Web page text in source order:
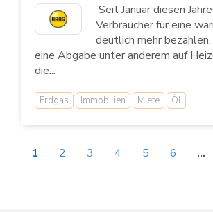
Seit Januar diesen
Verbraucher für eine
deutlich mehr
eine Abgabe unter anderem auf
die...
Erdgas Immobilien Miete Öl
1 2 3 4 5 6 …